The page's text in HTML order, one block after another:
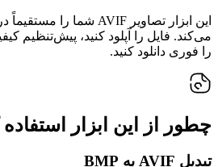
می‌کند. فایل را آپلود کنید، پیش‌تنظیم
را فوری دانلود کنید.
چطور از این ابزار
تبدیل AVIF به BMP